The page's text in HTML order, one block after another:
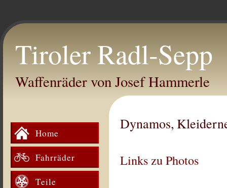
Tiroler Radl-Sepp
Waffenräder von Josef Hammerle
Home
Fahrräder
Teile
Dynamos,
Links zu Photos